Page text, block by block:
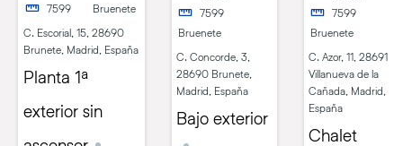
7599
Bruenete
C. Escorial, 15, 28690
Brunete, Madrid, España
Planta 1ª
exterior sin
7599
Bruenete
C. Concorde, 3,
28690 Brunete,
Madrid, España
Bajo exterior
7599
Bruenete
C. Azor, 11, 28691
Villanueva de la
Cañada, Madrid,
España
Chalet